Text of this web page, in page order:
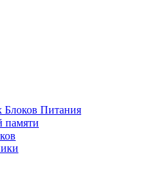
Питания
памяти